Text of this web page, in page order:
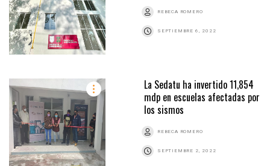
REBECA ROMERO
SEPTIEMBRE 6, 2022
La Sedatu ha invertido 11,854
mdp en escuelas afectadas por
los sismos
REBECA ROMERO
SEPTIEMBRE 2, 2022